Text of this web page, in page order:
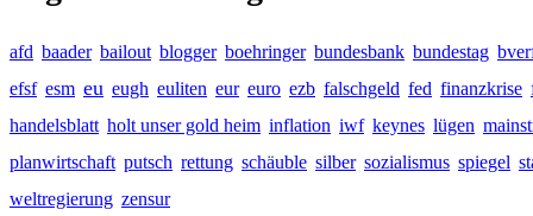
afd baader bailout blogger boehringer bundesbank bundestag
efsf esm eu eugh euliten eur euro ezb falschgeld fed finanzkrise
handelsblatt holt unser gold heim inflation iwf keynes lügen
planwirtschaft putsch rettung schäuble silber sozialismus spiegel
weltregierung zensur